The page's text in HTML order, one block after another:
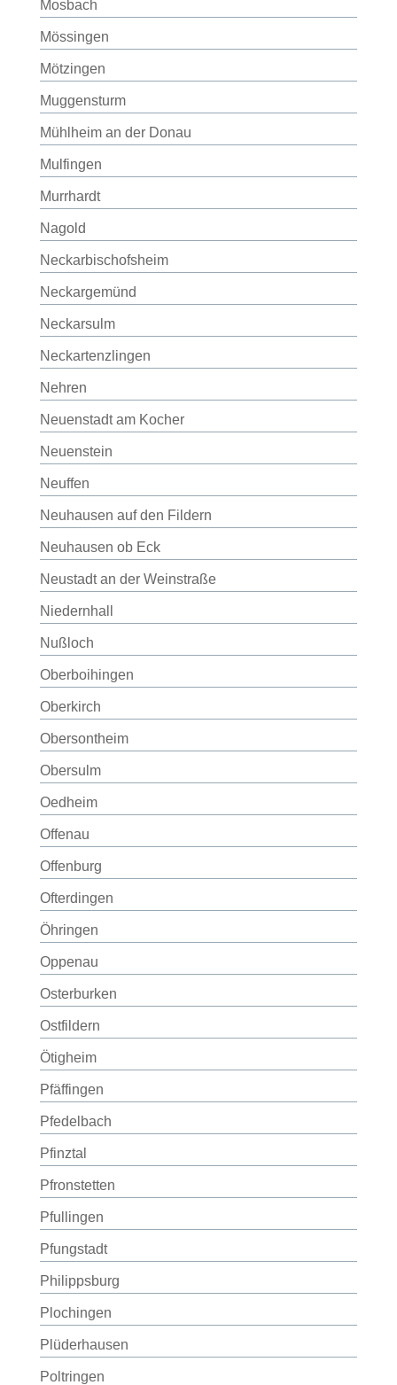
Mosbach
Mössingen
Mötzingen
Muggensturm
Mühlheim an der Donau
Mulfingen
Murrhardt
Nagold
Neckarbischofsheim
Neckargemünd
Neckarsulm
Neckartenzlingen
Nehren
Neuenstadt am Kocher
Neuenstein
Neuffen
Neuhausen auf den Fildern
Neuhausen ob Eck
Neustadt an der Weinstraße
Niedernhall
Nußloch
Oberboihingen
Oberkirch
Obersontheim
Obersulm
Oedheim
Offenau
Offenburg
Ofterdingen
Öhringen
Oppenau
Osterburken
Ostfildern
Ötigheim
Pfäffingen
Pfedelbach
Pfinztal
Pfronstetten
Pfullingen
Pfungstadt
Philippsburg
Plochingen
Plüderhausen
Poltringen